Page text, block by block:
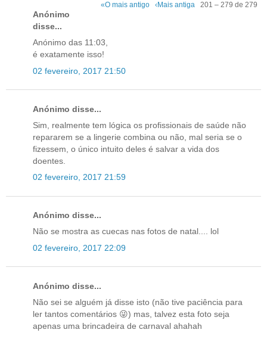
«O mais antigo ‹Mais antiga 201 – 279 de 279
Anónimo
disse...
Anónimo das 11:03,
é exatamente isso!
02 fevereiro, 2017 21:50
Anónimo disse...
Sim, realmente tem lógica os profissionais de saúde não
repararem se a lingerie combina ou não, mal seria se o
fizessem, o único intuito deles é salvar a vida dos
doentes.
02 fevereiro, 2017 21:59
Anónimo disse...
Não se mostra as cuecas nas fotos de natal.... lol
02 fevereiro, 2017 22:09
Anónimo disse...
Não sei se alguém já disse isto (não tive paciência para
ler tantos comentários 😜) mas, talvez esta foto seja
apenas uma brincadeira de carnaval ahahah